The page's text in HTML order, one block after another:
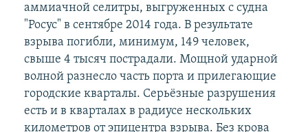
аммиачной селитры, выгруженных с судна
"Росус" в сентябре 2014 года. В результате
взрыва погибли, минимум, 149 человек,
свыше 4 тысяч пострадали. Мощной ударной
волной разнесло часть порта и прилегающие
городские кварталы. Серьёзные разрушения
есть и в кварталах в радиусе нескольких
километров от эпицентра взрыва. Без крова